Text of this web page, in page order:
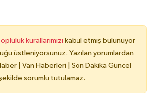
kurallarımızı kabul etmiş bulunuyor
üstleniyorsunuz. Yazılan yorumlardan
| Van Haberleri | Son Dakika Güncel
sorumlu tutulamaz.